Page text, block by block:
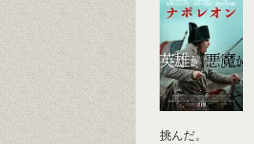
挑んだ。